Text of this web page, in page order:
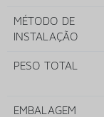
MÉTODO DE
INSTALAÇÃO
PESO TOTAL
EMBALAGEM